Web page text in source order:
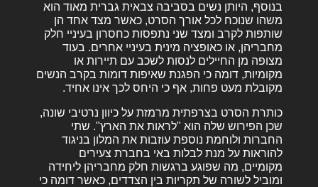
בנוסף, היותן נשים בסביבה צבאית גברית מאוד הוא
משהו שנוכח לכל אורך הסרט, כאשר מצד אחד הן
שותפות לקרב ומצד שני נתפסות כחסרון בעיניי חלק
מחבריהן, או כאופציה מינית בעיניי אחרים. בעוד
מצופה מן החיילים לנסות לשכב עם תיירות או
מקומיות, דומה כי הפגנת שאיפות דומות בקרב הנשים
מקובלת מעט פחות, אף כי היחס לכך אינו אחיד.
כותרת הסרט בצרפתית מרמזת על כיוון נרטיבי שונה,
שכן הפירוש שלה הוא "לראות את הארץ". שתי
החברות ולוחמת נוספת עוזבות את המלון בניגוד
להוראות על מנת לבלות באי בחברת צעירים
מקומיים, מה שפוגע ברגשות חלק מחבריהן ליחידה
ומוביל לשורה של תקריות בין הצדדים, כאשר דומה כי